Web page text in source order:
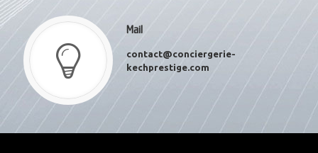
Mail
contact@conciergerie-
kechprestige.com